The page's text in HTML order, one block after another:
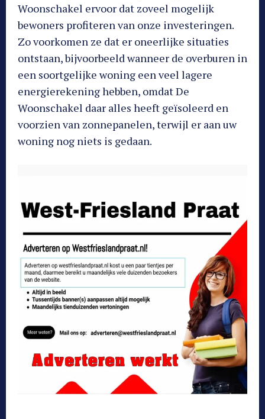
Woonschakel ervoor dat zoveel mogelijk
bewoners profiteren van onze investeringen.
Zo voorkomen ze dat er oneerlijke situaties
ontstaan, bijvoorbeeld wanneer de overburen in
een soortgelijke woning een veel lagere
energierekening hebben, omdat De
Woonschakel daar alles heeft geïsoleerd en
voorzien van zonnepanelen, terwijl er aan uw
woning nog niets is gedaan.